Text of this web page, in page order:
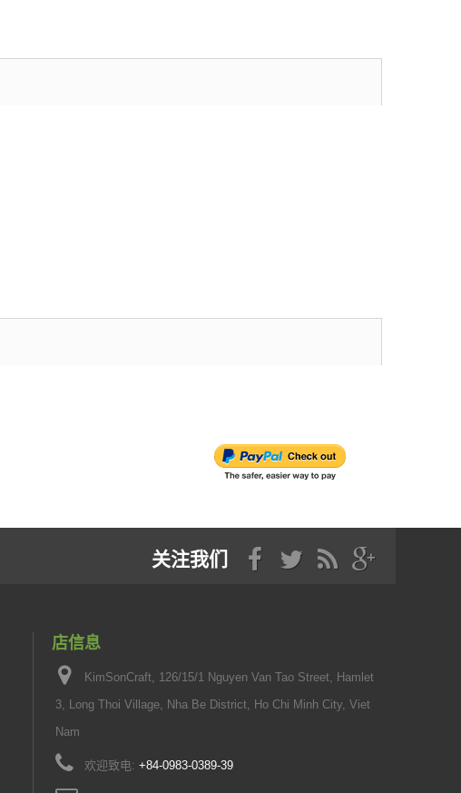
关注我们
店信息
KimSonCraft, 126/15/1 Nguyen Van Tao Street, Hamlet
3, Long Thoi Village, Nha Be District, Ho Chi Minh City, Viet
Nam
欢迎致电: +84-0983-0389-39